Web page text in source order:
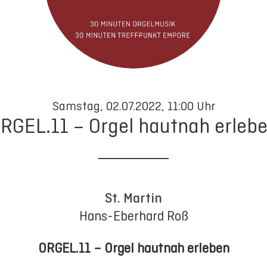
Samstag, 02.07.2022, 11:00 Uhr
– Orgel hautnah
St. Martin
Hans-Eberhard Roß
ORGEL.11 – Orgel hautnah erleben